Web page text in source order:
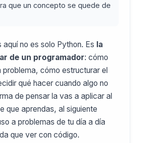
que un concepto se quede de
aquí no es solo Python. Es la
de un programador: cómo
cómo estructurar el
qué hacer cuando algo no
de pensar la vas a aplicar al
que aprendas, al siguiente
a problemas de tu día a día
que ver con código.